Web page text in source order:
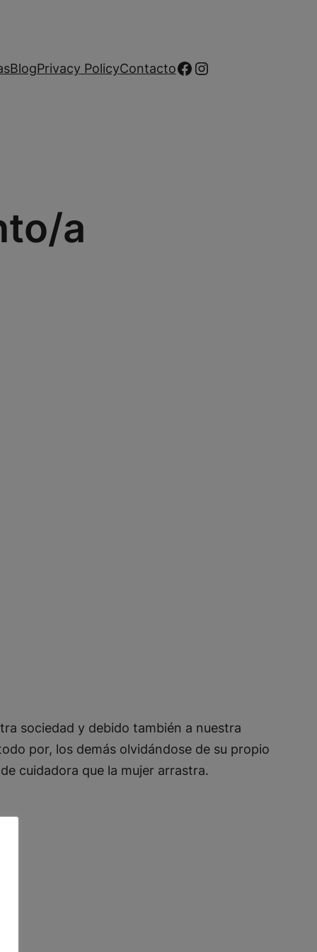
BlogPrivacy PolicyContactoFacebook
Instagram
a
sociedad y debido también a nuestra
por, los demás olvidándose de su propio
cuidadora que la mujer arrastra.